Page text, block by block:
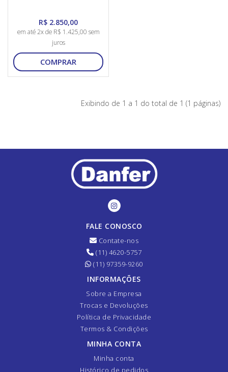
R$ 2.850,00
em até 2x de R$ 1.425,00 sem
juros
COMPRAR
Exibindo de 1 a 1 do total de 1 (1 páginas)
FALE CONOSCO
Contate-nos
(11) 4620-5757
(11) 97359-9260
INFORMAÇÕES
Sobre a Empresa
Trocas e Devoluções
Política de Privacidade
Termos & Condições
MINHA CONTA
Minha conta
Histórico de pedidos